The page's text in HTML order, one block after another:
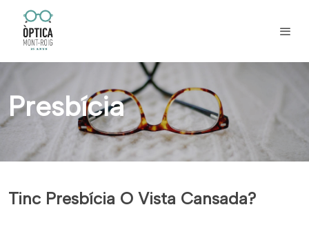
Presbícia
Tinc Presbícia O Vista Cansada?